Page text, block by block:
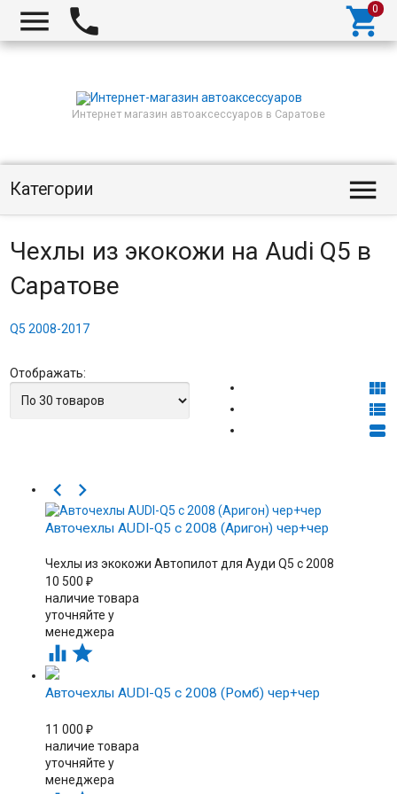
  
Интернет магазин автоаксессуаров в Саратове
Категории 
Чехлы из экокожи на Audi Q5 в
Саратове
Q5 2008-2017
Отображать:



 
Авточехлы AUDI-Q5 с 2008 (Аригон) чер+чер
Чехлы из экокожи Автопилот для Ауди Q5 c 2008
10 500 ₽
наличие товара
уточняйте у
менеджера
 
Авточехлы AUDI-Q5 с 2008 (Ромб) чер+чер
11 000 ₽
наличие товара
уточняйте у
менеджера